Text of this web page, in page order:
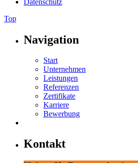
Top
Navigation
Start
Unternehmen
Leistungen
Referenzen
Zertifikate
Karriere
Bewerbung
Kontakt